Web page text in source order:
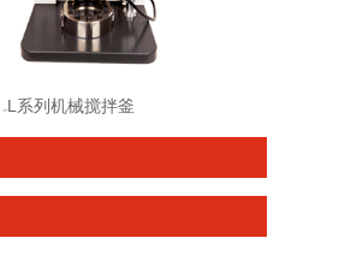
>>L系列机械搅拌釜